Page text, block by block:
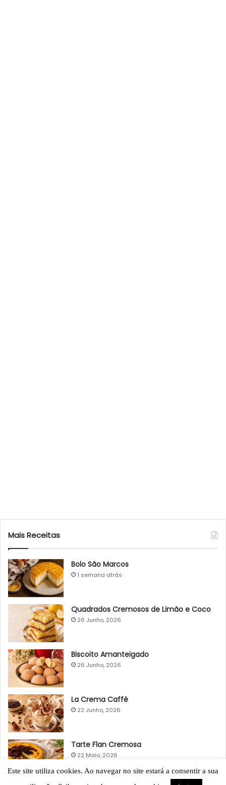
Mais Receitas
Bolo São Marcos
1 semana atrás
Quadrados Cremosos de Limão e Coco
26 Junho, 2026
Biscoito Amanteigado
26 Junho, 2026
La Crema Caffè
22 Junho, 2026
Tarte Flan Cremosa
22 Maio, 2026
Este site utiliza cookies. Ao navegar no site estará a consentir a sua